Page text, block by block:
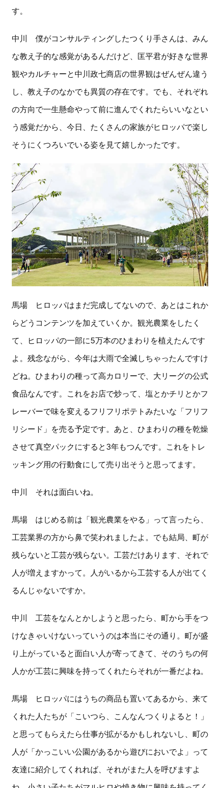
す。
中川 僕がコンサルティングしたつくり手さんは、みん
な教え子的な感覚があるんだけど、匡平君が好きな世界
観やカルチャーと中川政七商店の世界観はぜんぜん違う
し、教え子のなかでも異質の存在です。でも、それぞれ
の方向で一生懸命やって前に進んでくれたらいいなとい
う感覚だから、今日、たくさんの家族がヒロッパで楽し
そうにくつろいでいる姿を見て嬉しかったです。
馬場 ヒロッパはまだ完成してないので、あとはこれか
らどうコンテンツを加えていくか。観光農業をしたく
て、ヒロッパの一部に5万本のひまわりを植えたんです
よ。残念ながら、今年は大雨で全滅しちゃったんですけ
どね。ひまわりの種って高カロリーで、大リーグの公式
食品なんです。これをお店で炒って、塩とかチリとかフ
レーバーで味を変えるフリフリポテトみたいな「フリフ
リシード」を売る予定です。あと、ひまわりの種を乾燥
させて真空パックにすると3年もつんです。これをトレ
ッキング用の行動食にして売り出そうと思ってます。
中川 それは面白いね。
馬場 はじめる前は「観光農業をやる」って言ったら、
工芸業界の方から鼻で笑われましたよ。でも結局、町が
残らないと工芸が残らない。工芸だけあります、それで
人が増えますかって。人がいるから工芸する人が出てく
るんじゃないですか。
中川 工芸をなんとかしようと思ったら、町から手をつ
けなきゃいけないっていうのは本当にその通り。町が盛
り上がっていると面白い人が寄ってきて、そのうちの何
人かが工芸に興味を持ってくれたらそれが一番だよね。
馬場 ヒロッパにはうちの商品も置いてあるから、来て
くれた人たちが「こいつら、こんなんつくりよると！」
と思ってもらえたら仕事が拡がるかもしれないし、町の
人が「かっこいい公園があるから遊びにおいでよ」って
友達に紹介してくれれば、それがまた人を呼びますよ